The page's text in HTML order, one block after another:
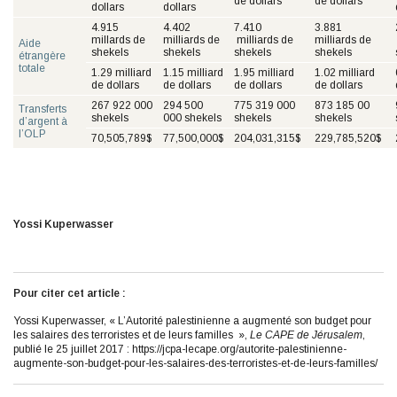
dollars
dollars
Aide
étrangère
totale
4.915
millards de
shekels
4.402
milliards de
shekels
7.410
milliards de
shekels
3.881
milliards de
shekels
1.29 milliard
de dollars
1.15 milliard
de dollars
1.95 milliard
de dollars
1.02 milliard
de dollars
Transferts
d’argent à
l’OLP
267 922 000
shekels
294 500
000 shekels
775 319 000
shekels
873 185 00
shekels
70,505,789$
77,500,000$ 204,031,315$ 229,785,520$
Yossi Kuperwasser
Pour citer cet article :
Yossi Kuperwasser, « L’Autorité palestinienne a augmenté son budget pour
les salaires des terroristes et de leurs familles », Le CAPE de Jérusalem,
publié le 25 juillet 2017 : https://jcpa-lecape.org/autorite-palestinienne-
augmente-son-budget-pour-les-salaires-des-terroristes-et-de-leurs-familles/